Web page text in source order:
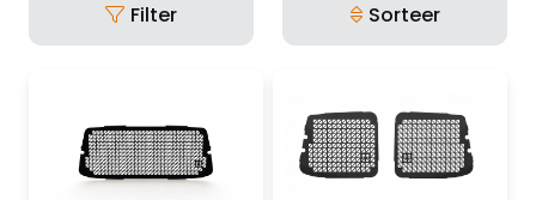
Filter Sorteer